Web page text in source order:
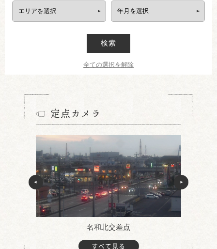
検索
全ての選択を解除
定点カメラ
名和北交差点
すべて見る